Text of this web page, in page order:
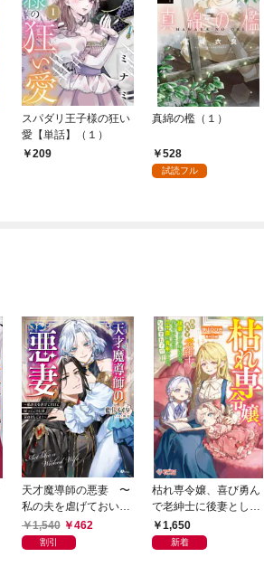
スパダリ王子様の狂い
愛【単話】（１）
209
真綿の檻（１）
528
試読フル
天才魔導師の悪妻 〜
私の夫を虐げておいて
戻ってこいとは呆れま
してよ？〜
1,540 462
割引
枯れ専令嬢、喜び勇ん
で老紳士に後妻として
嫁いだら、待っていた
のは二十歳の青年でし
1,650
新着